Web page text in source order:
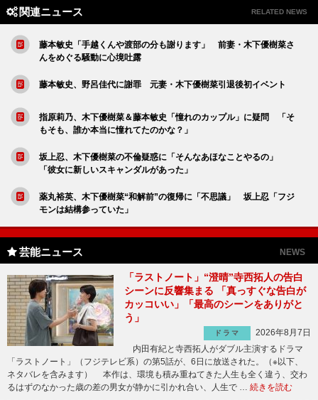
関連ニュース RELATED NEWS
藤本敏史「手越くんや渡部の分も謝ります」 前妻・木下優樹菜さ
んをめぐる騒動に心境吐露
藤本敏史、野呂佳代に謝罪 元妻・木下優樹菜引退後初イベント
指原莉乃、木下優樹菜＆藤本敏史「憧れのカップル」に疑問 「そ
もそも、誰か本当に憧れてたのかな？」
坂上忍、木下優樹菜の不倫疑惑に「そんなあほなことやるの」
「彼女に新しいスキャンダルがあった」
薬丸裕英、木下優樹菜“和解前”の復帰に「不思議」 坂上忍「フジ
モンは結構参っていた」
芸能ニュース NEWS
「ラストノート」“澄晴”寺西拓人の告白
シーンに反響集まる 「真っすぐな告白が
カッコいい」「最高のシーンをありがと
う」
ドラマ
2026年8月7日
内田有紀と寺西拓人がダブル主演するドラマ
「ラストノート」（フジテレビ系）の第5話が、6日に放送された。（※以下、
ネタバレを含みます） 本作は、環境も積み重ねてきた人生も全く違う、交わ
るはずのなかった歳の差の男女が静かに引かれ合い、人生で … 続きを読む